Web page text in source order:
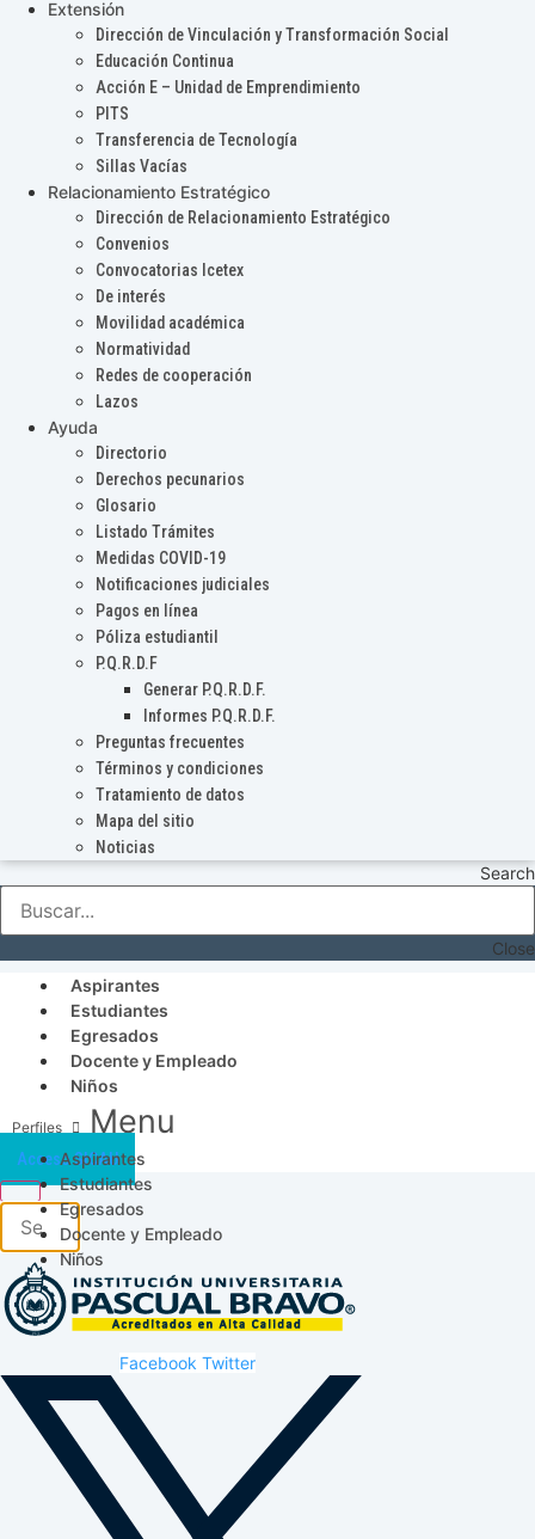
Extensión
Dirección de Vinculación y Transformación Social
Educación Continua
Acción E – Unidad de Emprendimiento
PITS
Transferencia de Tecnología
Sillas Vacías
Relacionamiento Estratégico
Dirección de Relacionamiento Estratégico
Convenios
Convocatorias Icetex
De interés
Movilidad académica
Normatividad
Redes de cooperación
Lazos
Ayuda
Directorio
Derechos pecunarios
Glosario
Listado Trámites
Medidas COVID-19
Notificaciones judiciales
Pagos en línea
Póliza estudiantil
P.Q.R.D.F
Generar P.Q.R.D.F.
Informes P.Q.R.D.F.
Preguntas frecuentes
Términos y condiciones
Tratamiento de datos
Mapa del sitio
Noticias
Search
Close
Aspirantes
Estudiantes
Egresados
Docente y Empleado
Niños
Menu
Aspirantes
Estudiantes
Egresados
Docente y Empleado
Niños
Acceso SICAU
Facebook Twitter